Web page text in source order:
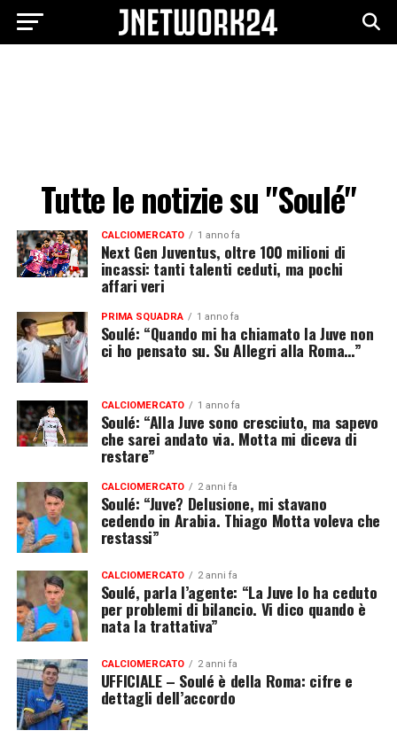
Tutte le notizie su "Soulé"
CALCIOMERCATO 1 anno fa
Next Gen Juventus, oltre 100 milioni di
incassi: tanti talenti ceduti, ma pochi
affari veri
PRIMA SQUADRA 1 anno fa
Soulé: “Quando mi ha chiamato la Juve non
ci ho pensato su. Su Allegri alla Roma…”
CALCIOMERCATO 1 anno fa
Soulé: “Alla Juve sono cresciuto, ma sapevo
che sarei andato via. Motta mi diceva di
restare”
CALCIOMERCATO 2 anni fa
Soulé: “Juve? Delusione, mi stavano
cedendo in Arabia. Thiago Motta voleva che
restassi”
CALCIOMERCATO 2 anni fa
Soulé, parla l’agente: “La Juve lo ha ceduto
per problemi di bilancio. Vi dico quando è
nata la trattativa”
CALCIOMERCATO 2 anni fa
UFFICIALE – Soulé è della Roma: cifre e
dettagli dell’accordo